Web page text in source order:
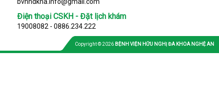
Điện thoại CSKH - Đặt lịch khám
19008082 - 0886.234.222
Copyright © 2026 BỆNH VIỆN HỮU NGHỊ ĐA KHOA NGHỆ AN